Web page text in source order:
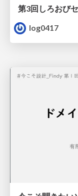
第3回しろおび
log0417